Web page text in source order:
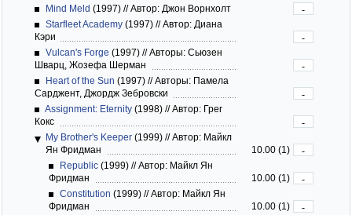
Mind Meld (1997) //Автор: Джон Ворнхолт
-
Starfleet Academy (1997) //Автор: Диана
Кэри
-
Vulcan's Forge (1997) //Авторы: Сьюзен
Шварц, Жозефа Шерман
-
Heart of the Sun (1997) //Авторы: Памела
Сарджент, Джордж Зебровски
-
Assignment: Eternity (1998) //Автор: Грег
Кокс
-
My Brother's Keeper (1999) //Автор: Майкл
Ян Фридман
10.00 (1)
-
Republic (1999) //Автор: Майкл Ян
Фридман
10.00 (1)
-
Constitution (1999) //Автор: Майкл Ян
Фридман
10.00 (1)
-